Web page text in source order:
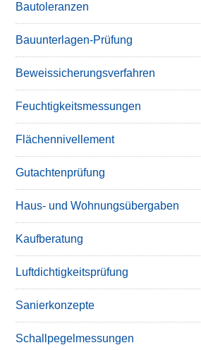
Bautoleranzen
Bauunterlagen-Prüfung
Beweissicherungsverfahren
Feuchtigkeitsmessungen
Flächennivellement
Gutachtenprüfung
Haus- und Wohnungsübergaben
Kaufberatung
Luftdichtigkeitsprüfung
Sanierkonzepte
Schallpegelmessungen